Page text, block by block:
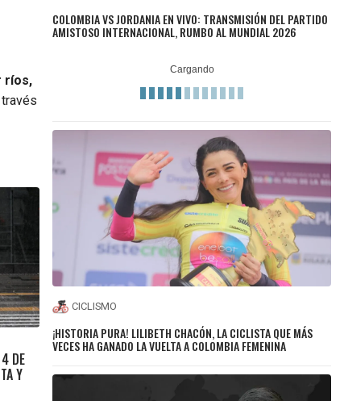
ríos,
DE
Y
COLOMBIA VS JORDANIA EN VIVO: TRANSMISIÓN DEL PARTIDO
AMISTOSO INTERNACIONAL, RUMBO AL MUNDIAL 2026
CICLISMO
¡HISTORIA PURA! LILIBETH CHACÓN, LA CICLISTA QUE MÁS
VECES HA GANADO LA VUELTA A COLOMBIA FEMENINA